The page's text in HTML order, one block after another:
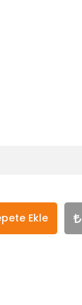
Ekle